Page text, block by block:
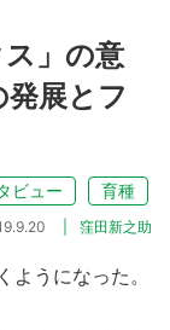
」の意
展とフ
ビュー 育種
窪田新之助
ようになった。